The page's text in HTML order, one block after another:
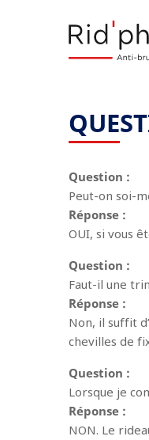
Question :
Peut-on soi-
Réponse :
OUI, si vous
Question :
Faut-il une
Réponse :
Non, il suffit
chevilles de
Question :
Lorsque je
Réponse :
NON. Le